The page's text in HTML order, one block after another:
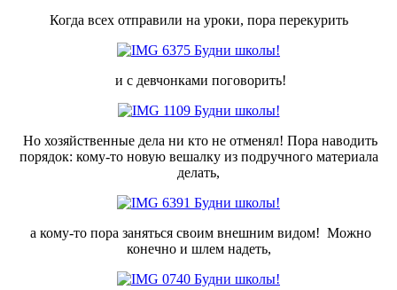
Когда всех отправили на уроки, пора перекурить
и с девчонками поговорить!
Но хозяйственные дела ни кто не отменял! Пора наводить
порядок: кому-то новую вешалку из подручного материала
делать,
а кому-то пора заняться своим внешним видом! Можно
конечно и шлем надеть,